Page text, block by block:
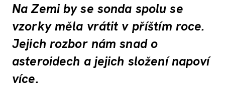
Na Zemi by se sonda spolu se
vzorky měla vrátit v příštím roce.
Jejich rozbor nám snad o
asteroidech a jejich složení napoví
více.